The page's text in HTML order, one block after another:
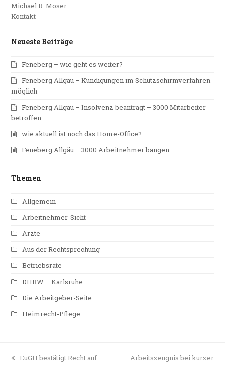
Michael R. Moser
Kontakt
Neueste Beiträge
Feneberg – wie geht es weiter?
Feneberg Allgäu – Kündigungen im Schutzschirmverfahren
möglich
Feneberg Allgäu – Insolvenz beantragt – 3000 Mitarbeiter
betroffen
wie aktuell ist noch das Home-Office?
Feneberg Allgäu – 3000 Arbeitnehmer bangen
Themen
Allgemein
Arbeitnehmer-Sicht
Ärzte
Aus der Rechtsprechung
Betriebsräte
DHBW – Karlsruhe
Die Arbeitgeber-Seite
Heimrecht-Pflege
vorheriger
EuGH bestätigt Recht auf
Nächster
Arbeitszeugnis bei kurzer